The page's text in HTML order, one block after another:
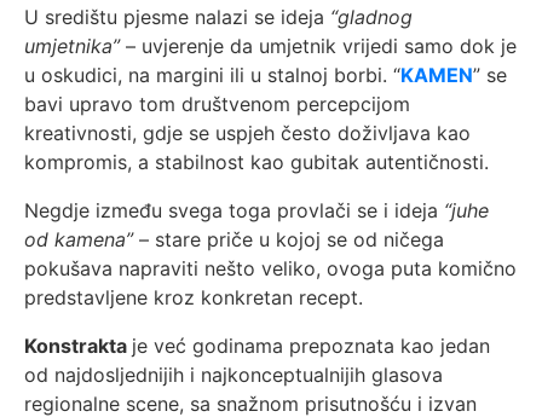
U središtu pjesme nalazi se ideja “gladnog
umjetnika”– uvjerenje da umjetnik vrijedi samo dok je
u oskudici, na margini ili u stalnoj borbi. “KAMEN” se
bavi upravo tom društvenom percepcijom
kreativnosti, gdje se uspjeh često doživljava kao
kompromis, a stabilnost kao gubitak autentičnosti.
Negdje između svega toga provlači se i ideja “juhe
od kamena” – stare priče u kojoj se od ničega
pokušava napraviti nešto veliko, ovoga puta komično
predstavljene kroz konkretan recept.
Konstrakta je već godinama prepoznata kao jedan
od najdosljednijih i najkonceptualnijih glasova
regionalne scene, sa snažnom prisutnošću i izvan